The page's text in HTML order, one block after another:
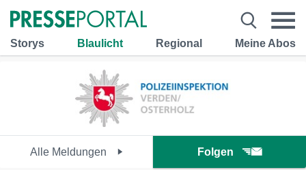
Storys Blaulicht Regional Meine Abos
Alle Meldungen Folgen